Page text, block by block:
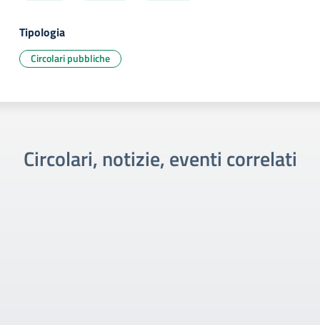
Tipologia
Circolari pubbliche
Circolari, notizie, eventi correlati